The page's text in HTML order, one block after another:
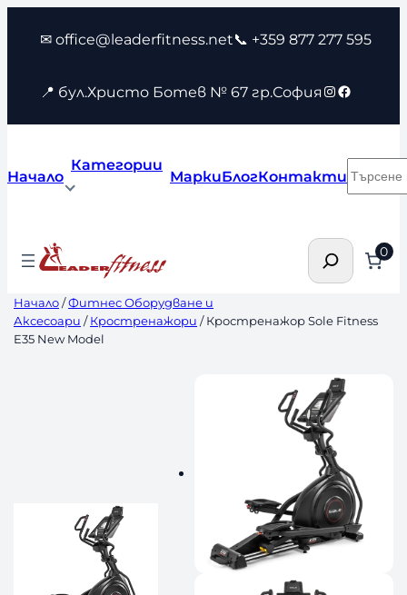
съдържанието
✉ office@leaderfitness.net📞 +359 877 277 595
📍 бул.Христо Ботев № 67 гр.София Instagram
Facebook
Начало
Категории
МаркиБлогКонтакти
Търсене 0
Начало/Фитнес Оборудване и
Аксесоари /Кростренажори / Кростренажор Sole Fitness
E35 New Model